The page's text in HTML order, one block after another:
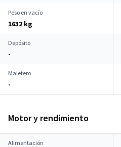
Peso en vacío
1632 kg
Depósito
-
Maletero
-
Motor y rendimiento
Alimentación